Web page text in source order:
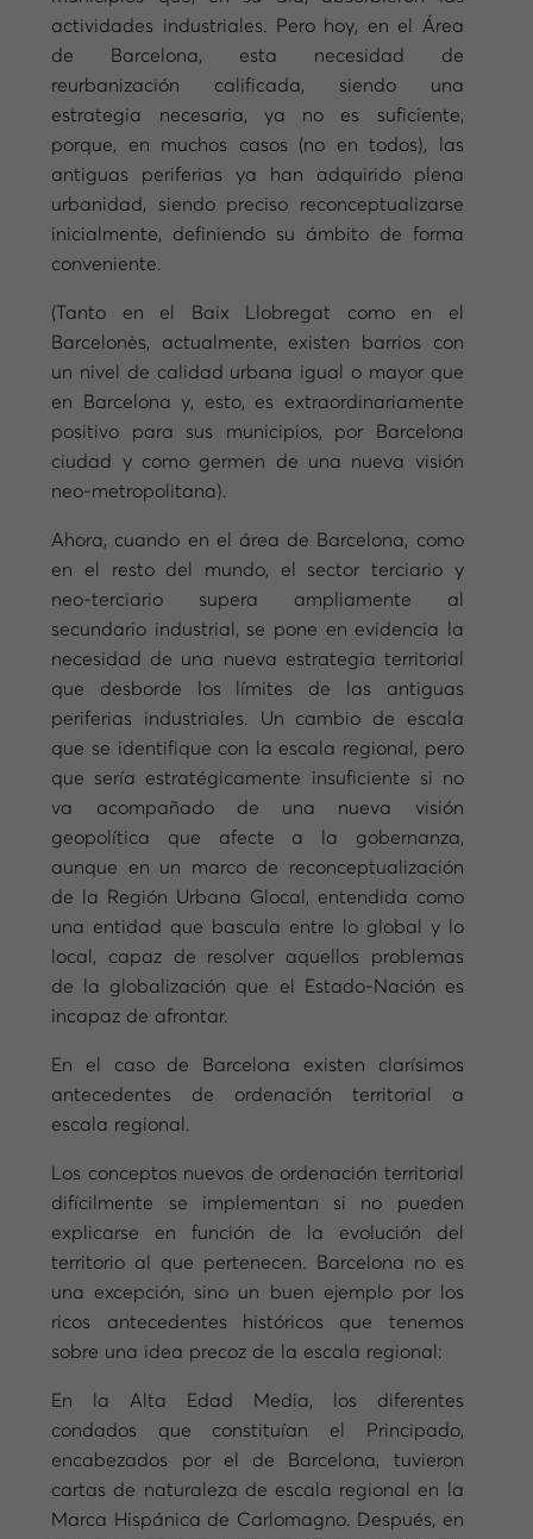
actividades industriales. Pero hoy, en el Área
de Barcelona, esta necesidad de
reurbanización calificada, siendo una
estrategia necesaria, ya no es suficiente,
porque, en muchos casos (no en todos), las
antiguas periferias ya han adquirido plena
urbanidad, siendo preciso reconceptualizarse
inicialmente, definiendo su ámbito de forma
conveniente.
(Tanto en el Baix Llobregat como en el
Barcelonès, actualmente, existen barrios con
un nivel de calidad urbana igual o mayor que
en Barcelona y, esto, es extraordinariamente
positivo para sus municipios, por Barcelona
ciudad y como germen de una nueva visión
neo-metropolitana).
Ahora, cuando en el área de Barcelona, como
en el resto del mundo, el sector terciario y
neo-terciario supera ampliamente al
secundario industrial, se pone en evidencia la
necesidad de una nueva estrategia territorial
que desborde los límites de las antiguas
periferias industriales. Un cambio de escala
que se identifique con la escala regional, pero
que sería estratégicamente insuficiente si no
va acompañado de una nueva visión
geopolítica que afecte a la gobernanza,
aunque en un marco de reconceptualización
de la Región Urbana Glocal, entendida como
una entidad que bascula entre lo global y lo
local, capaz de resolver aquellos problemas
de la globalización que el Estado-Nación es
incapaz de afrontar.
En el caso de Barcelona existen clarísimos
antecedentes de ordenación territorial a
escala regional.
Los conceptos nuevos de ordenación territorial
difícilmente se implementan si no pueden
explicarse en función de la evolución del
territorio al que pertenecen. Barcelona no es
una excepción, sino un buen ejemplo por los
ricos antecedentes históricos que tenemos
sobre una idea precoz de la escala regional:
En la Alta Edad Media, los diferentes
condados que constituían el Principado,
encabezados por el de Barcelona, tuvieron
cartas de naturaleza de escala regional en la
Marca Hispánica de Carlomagno. Después, en